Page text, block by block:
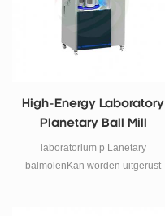
mechanisch legeren van
High-Energy Laboratory
Planetary Ball Mill
laboratorium p Lanetary
balmolenKan worden uitgerust